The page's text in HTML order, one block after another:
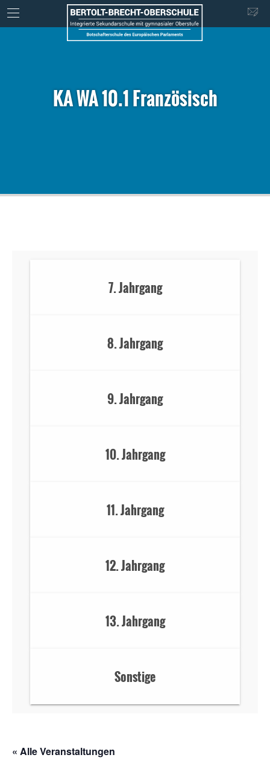
KA WA 10.1 Französisch
7. Jahrgang
8. Jahrgang
9. Jahrgang
10. Jahrgang
11. Jahrgang
12. Jahrgang
13. Jahrgang
Sonstige
« Alle Veranstaltungen